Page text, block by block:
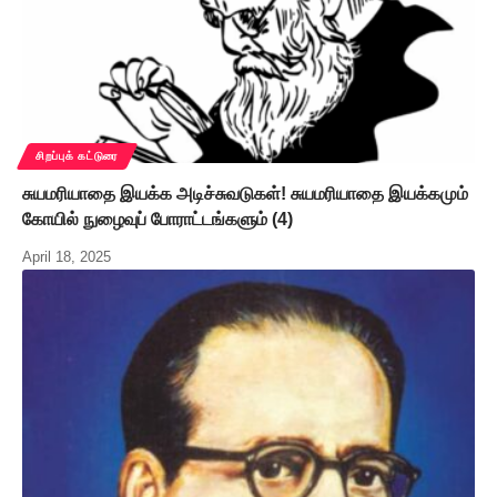
சிறப்புக் கட்டுரை
சுயமரியாதை இயக்க அடிச்சுவடுகள்! சுயமரியாதை இயக்கமும்
கோயில் நுழைவுப் போராட்டங்களும் (4)
April 18, 2025